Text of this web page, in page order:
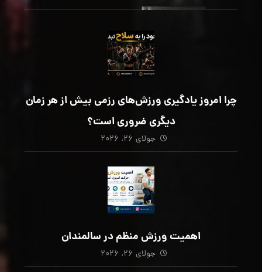
چرا امروز یادگیری ورزش‌های رزمی بیش از هر زمان
دیگری ضروری است؟
جولای ۲۶, ۲۰۲۶
اهمیت ورزش منظم در سالمندان
جولای ۲۶, ۲۰۲۶